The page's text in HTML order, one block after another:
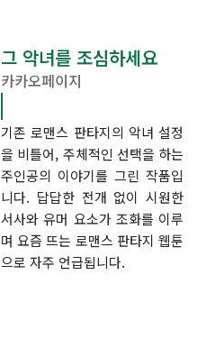
그 악녀를 조심하세요
카카오페이지
기존 로맨스 판타지의 악녀 설정
을 비틀어, 주체적인 선택을 하는
주인공의 이야기를 그린 작품입
니다. 답답한 전개 없이 시원한
서사와 유머 요소가 조화를 이루
며 요즘 뜨는 로맨스 판타지 웹툰
으로 자주 언급됩니다.